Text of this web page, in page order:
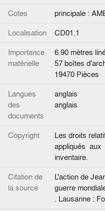
Cotes
principale :
Localisation
CD01.1
Importance
matérielle
6.90 mètres
57 boîtes
19470 Pièces
Langues
des
documents
anglais
anglais
Copyright
Les droits
appliqués
inventaire.
Citation de
la source
L'action de
guerre
. Lausanne :